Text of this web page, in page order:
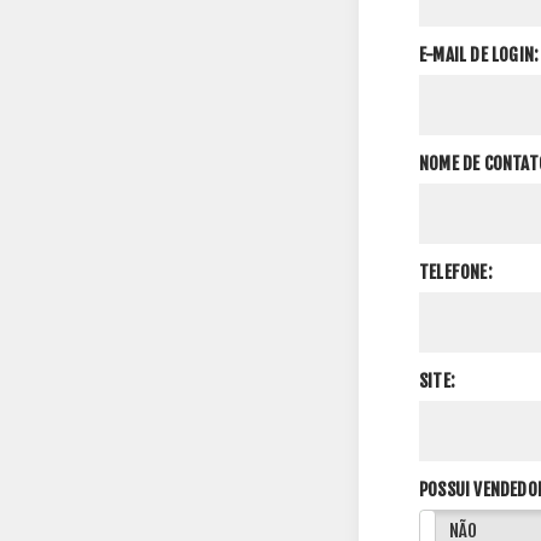
E-MAIL DE LOGIN:
NOME DE
TELEFONE:
SITE:
POSSUI
NÃO